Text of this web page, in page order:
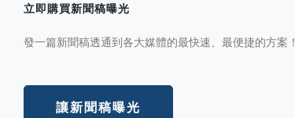
立即購買新聞稿曝光
發一篇新聞稿透通到各大媒體的最快速、最便捷的方案！
讓新聞稿曝光